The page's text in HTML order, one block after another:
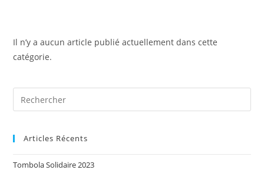
Il n’y a aucun article publié actuellement dans cette
catégorie.
Articles Récents
Tombola Solidaire 2023